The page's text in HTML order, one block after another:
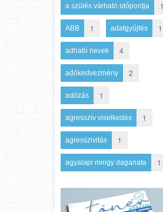
a szülés várható időpontja 1
ABB 1 adatgyűjtés 1
adható nevek 4
adókedvezmény 2
adózás 1
agresszív viselkedés 1
agresszivitás 1
agyalapi mirigy daganata 1